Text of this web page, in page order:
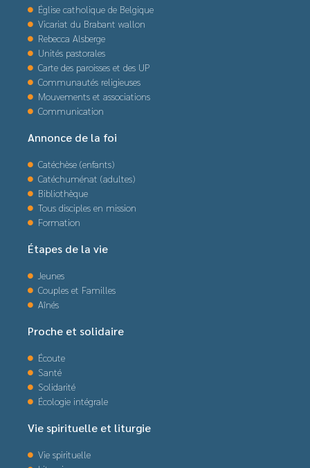
Église catholique de Belgique
Vicariat du Brabant wallon
Rebecca Alsberge
Unités pastorales
Carte des paroisses et des UP
Communautés religieuses
Mouvements et associations
Communication
Annonce de la foi
Catéchèse (enfants)
Catéchuménat (adultes)
Bibliothèque
Tous disciples en mission
Formation
Étapes de la vie
Jeunes
Couples et Familles
Aînés
Proche et solidaire
Écoute
Santé
Solidarité
Écologie intégrale
Vie spirituelle et liturgie
Vie spirituelle